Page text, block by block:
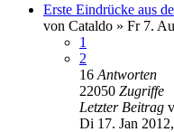
Erste Eindrücke aus
von Cataldo » Fr 7.
1
2
16 Antworten
22050 Zugriffe
Letzter Beitrag
Di 17. Jan